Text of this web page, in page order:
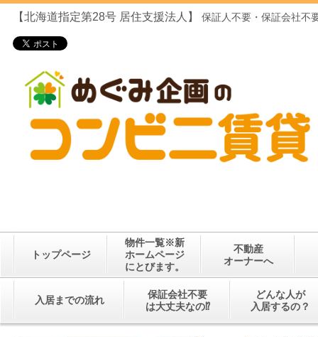
【北海道指定第28号 居住支援法人】 保証人不要・保証会社不
トップページ
物件一覧※新
ホームページ
にとびます。
不動産
オーナーへ
入居までの流れ
保証会社不要
は大丈夫なの⁉
どんな人が
入居するの？